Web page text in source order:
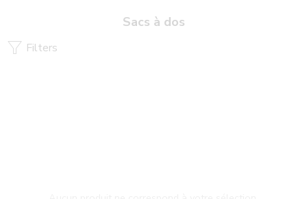
Sacs à dos
Filters